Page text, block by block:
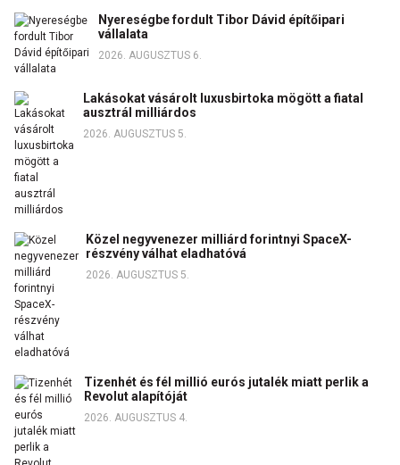
Nyereségbe fordult Tibor Dávid építőipari
vállalata
2026. AUGUSZTUS 6.
Lakásokat vásárolt luxusbirtoka mögött a fiatal
ausztrál milliárdos
2026. AUGUSZTUS 5.
Közel negyvenezer milliárd forintnyi SpaceX-
részvény válhat eladhatóvá
2026. AUGUSZTUS 5.
Tizenhét és fél millió eurós jutalék miatt perlik a
Revolut alapítóját
2026. AUGUSZTUS 4.